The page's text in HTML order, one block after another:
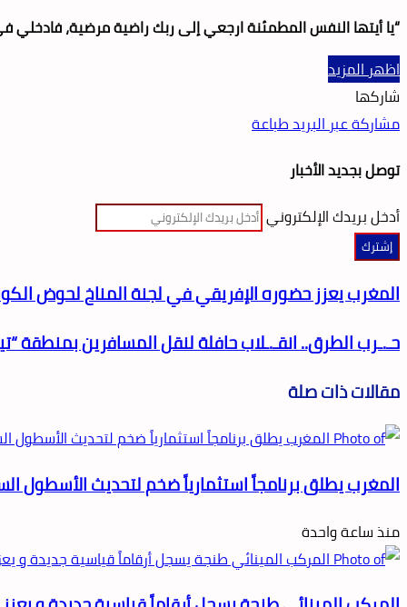
“يا أيتها النفس المطمئنة ارجعي إلى ربك راضية مرضية، فادخلي
اظهر المزيد
شاركها
مشاركة عبر البريدطباعة
توصل بجديد الأخبار
أدخل بريدك الإلكتروني
المغرب يعزز حضوره الإفريقي في لجنة المناخ لحوض
حـ.ـرب الطرق.. انقـ.ـلاب حافلة لنقل المسافرين بمنطقة
مقالات ذات صلة
المغرب يطلق برنامجاً استثمارياً ضخم لتحديث الأسطول
منذ ساعة واحدة